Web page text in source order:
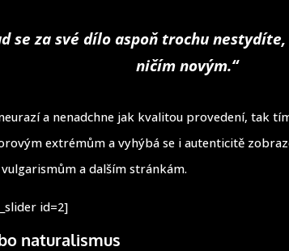
se za své dílo aspoň trochu
ničím novým.“
a nenadchne jak kvalitou provedení, tak
extrémům a vyhýbá se i autenticitě
a dalším stránkám.
id=2]
naturalismus